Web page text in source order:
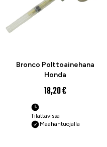
Bronco Polttoainehana
Honda
18,20 €
Tilattavissa
Maahantuojalla